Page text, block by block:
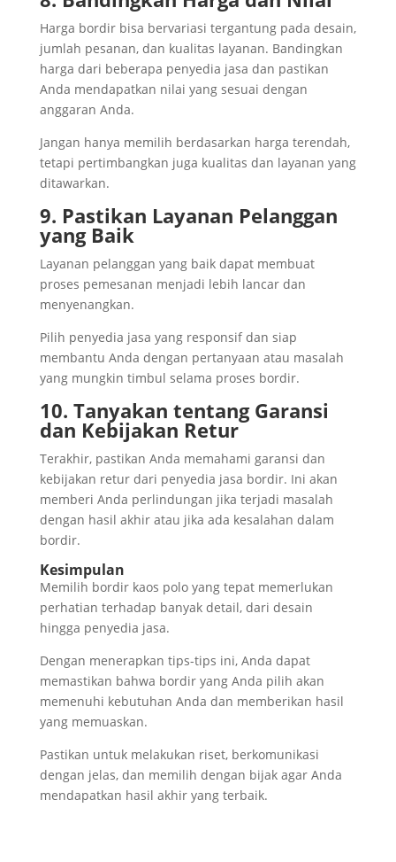
Harga bordir bisa bervariasi tergantung pada desain,
jumlah pesanan, dan kualitas layanan. Bandingkan
harga dari beberapa penyedia jasa dan pastikan
Anda mendapatkan nilai yang sesuai dengan
anggaran Anda.
Jangan hanya memilih berdasarkan harga terendah,
tetapi pertimbangkan juga kualitas dan layanan yang
ditawarkan.
9. Pastikan Layanan Pelanggan
yang Baik
Layanan pelanggan yang baik dapat membuat
proses pemesanan menjadi lebih lancar dan
menyenangkan.
Pilih penyedia jasa yang responsif dan siap
membantu Anda dengan pertanyaan atau masalah
yang mungkin timbul selama proses bordir.
10. Tanyakan tentang Garansi
dan Kebijakan Retur
Terakhir, pastikan Anda memahami garansi dan
kebijakan retur dari penyedia jasa bordir. Ini akan
memberi Anda perlindungan jika terjadi masalah
dengan hasil akhir atau jika ada kesalahan dalam
bordir.
Kesimpulan
Memilih bordir kaos polo yang tepat memerlukan
perhatian terhadap banyak detail, dari desain
hingga penyedia jasa.
Dengan menerapkan tips-tips ini, Anda dapat
memastikan bahwa bordir yang Anda pilih akan
memenuhi kebutuhan Anda dan memberikan hasil
yang memuaskan.
Pastikan untuk melakukan riset, berkomunikasi
dengan jelas, dan memilih dengan bijak agar Anda
mendapatkan hasil akhir yang terbaik.